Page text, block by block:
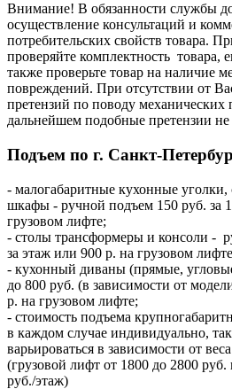
Внимание! В обязанности службы
осуществление консультаций и
потребительских свойств товара.
проверяйте комплектность товара,
также проверьте товар на наличие
повреждений. При отсутствии от
претензий по поводу механических
дальнейшем подобные претензии не
Подъем по г. Санкт-
- малогабаритные кухонные уголки,
шкафы - ручной подъем 150 руб. за
грузовом лифте;
- столы трансформеры и консоли -
за этаж или 900 р. на грузовом
- кухонный диваны (прямые,
до 800 руб. (в зависимости от
р. на грузовом лифте;
- стоимость подъема
в каждом случае индивидуально,
варьироваться в зависимости от
(грузовой лифт от 1800 до 2800
руб./этаж)